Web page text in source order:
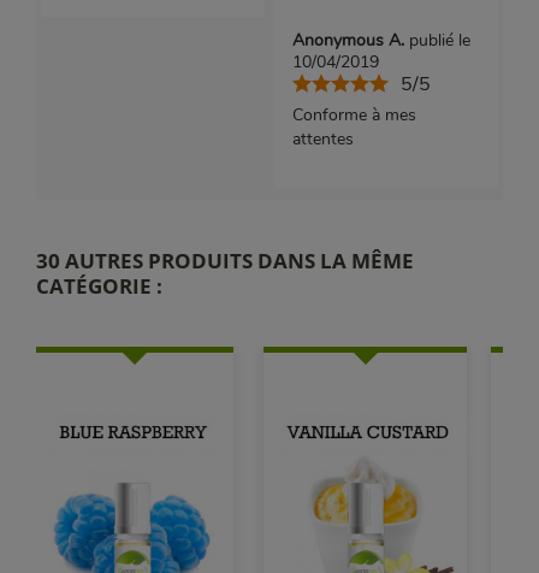
Anonymous A. publié le
10/04/2019
5/5
Conforme à mes
attentes
30 AUTRES PRODUITS DANS LA MÊME
CATÉGORIE :